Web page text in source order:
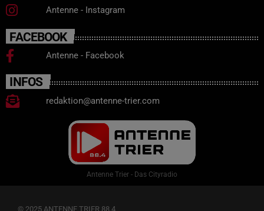
Antenne - Instagram
FACEBOOK
Antenne - Facebook
INFOS
redaktion@antenne-trier.com
Antenne Trier - Das Cityradio
© 2025 ANTENNE TRIER 88.4